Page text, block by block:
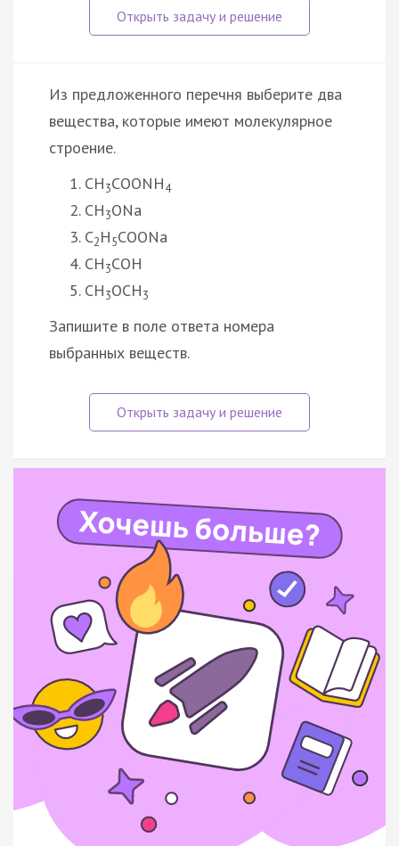
Из предложенного перечня выберите два
вещества, которые имеют молекулярное
строение.
СH3COONH4
СH3ONa
С2H5COONa
СH3COH
СH3OCH3
Запишите в поле ответа номера
выбранных веществ.